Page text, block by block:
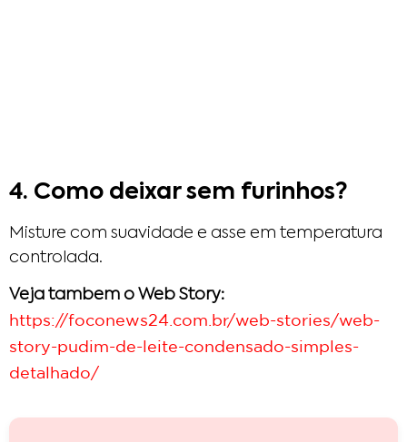
4. Como deixar sem furinhos?
Misture com suavidade e asse em temperatura
controlada.
Veja tambem o Web Story:
https://foconews24.com.br/web-stories/web-
story-pudim-de-leite-condensado-simples-
detalhado/